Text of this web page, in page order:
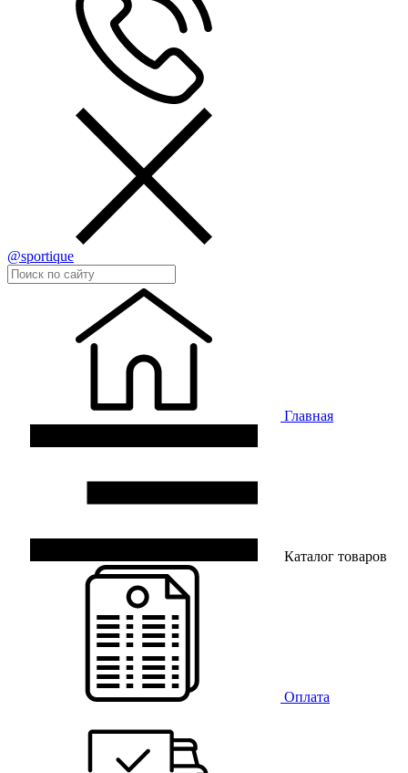
@sportique
Главная
Каталог товаров
Оплата